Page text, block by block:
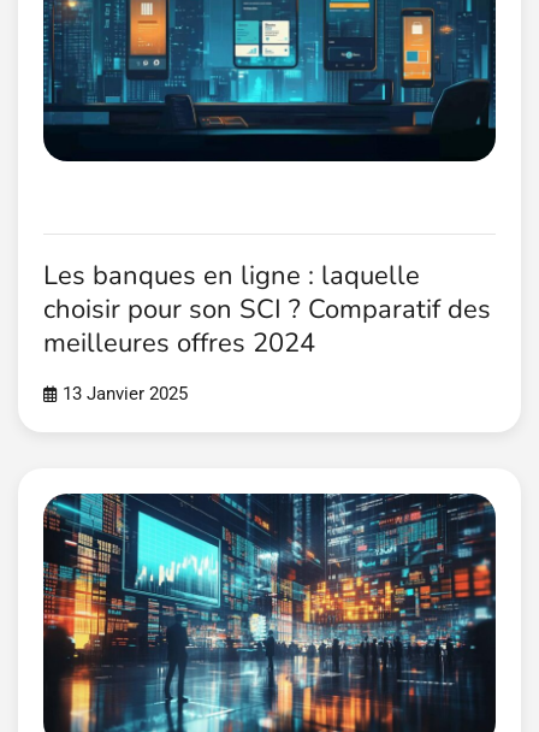
Les banques en ligne : laquelle
choisir pour son SCI ? Comparatif des
meilleures offres 2024
13 Janvier 2025